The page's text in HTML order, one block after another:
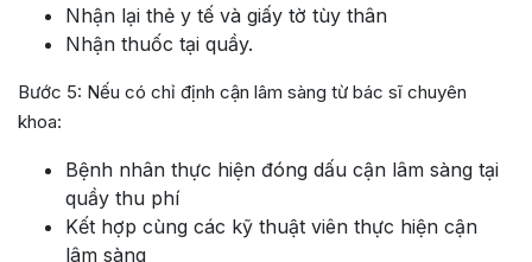
Nhận lại thẻ y tế và giấy tờ tùy thân
Nhận thuốc tại quầy.
Bước 5: Nếu có chỉ định cận lâm sàng từ bác sĩ chuyên
khoa:
Bệnh nhân thực hiện đóng dấu cận lâm sàng tại
quầy thu phí
Kết hợp cùng các kỹ thuật viên thực hiện cận
lâm sàng